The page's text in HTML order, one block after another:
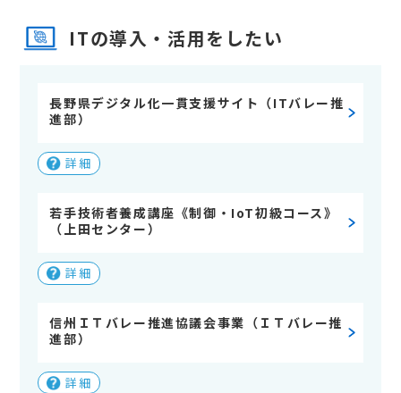
ITの導入・活用をしたい
長野県デジタル化一貫支援サイト（ITバレー推
進部）
詳細
若手技術者養成講座《制御・IoT初級コース》
（上田センター）
詳細
信州ＩＴバレー推進協議会事業（ＩＴバレー推
進部）
詳細